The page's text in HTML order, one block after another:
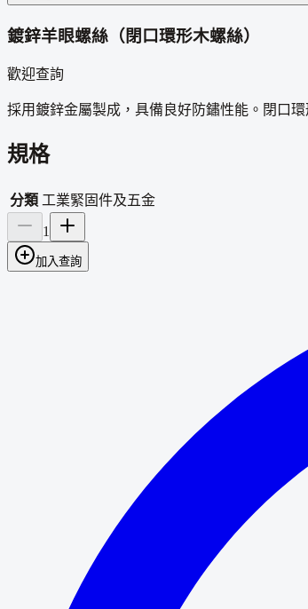
鍍鋅羊眼螺絲（閉口環形木螺絲）
歡迎查詢
採用鍍鋅金屬製成，具備良好防鏽性能。閉口
規格
分類 工業緊固件及五金
1
加入查詢